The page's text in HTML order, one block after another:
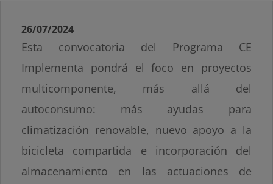
26/07/2024
Esta convocatoria del Programa CE
Implementa pondrá el foco en proyectos
multicomponente, más allá del
autoconsumo: más ayudas para
climatización renovable, nuevo apoyo a la
bicicleta compartida e incorporación del
almacenamiento en las actuaciones de